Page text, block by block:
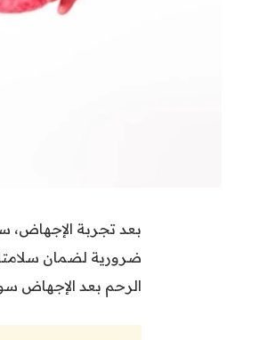
بعد تجربة الإجهاض،
ضرورية لضمان
الرحم بعد الإجهاض